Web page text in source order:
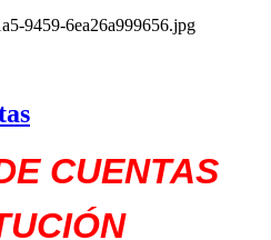
CUENTAS